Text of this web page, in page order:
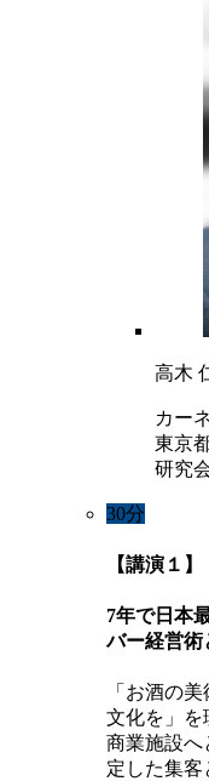
高木
カー
東京
研究
30分
【講演１】
7年で日本
バー経営術
「お酒の
文化を」を
商業施設へ
定した集客